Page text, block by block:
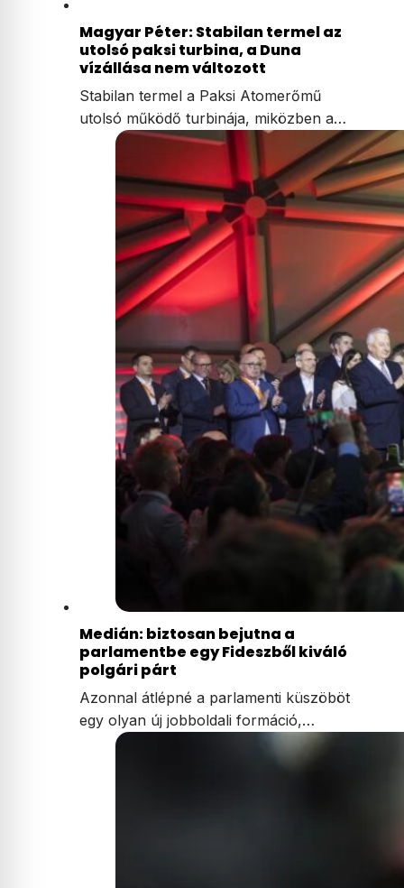
Magyar Péter: Stabilan termel az
utolsó paksi turbina, a Duna
vízállása nem változott
Stabilan termel a Paksi Atomerőmű
utolsó működő turbinája, miközben a…
Medián: biztosan bejutna a
parlamentbe egy Fideszből kiváló
polgári párt
Azonnal átlépné a parlamenti küszöböt
egy olyan új jobboldali formáció,…